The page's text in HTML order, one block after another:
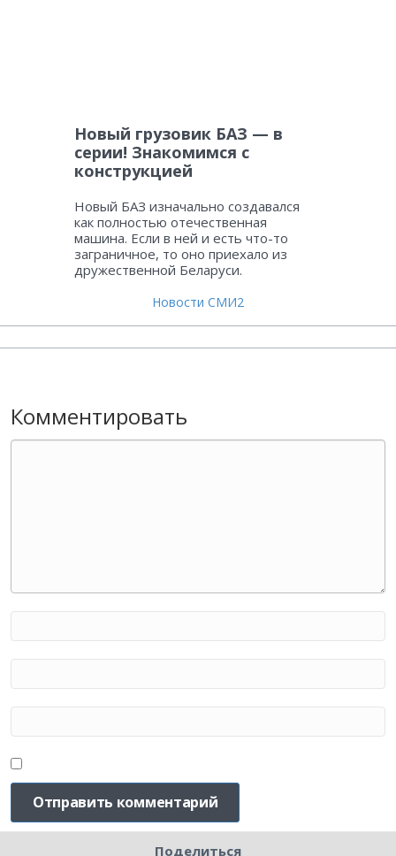
Новый грузовик БАЗ — в
серии! Знакомимся с
конструкцией
Новый БАЗ изначально создавался
как полностью отечественная
машина. Если в ней и есть что-то
заграничное, то оно приехало из
дружественной Беларуси.
Новости СМИ2
Комментировать
Поделиться